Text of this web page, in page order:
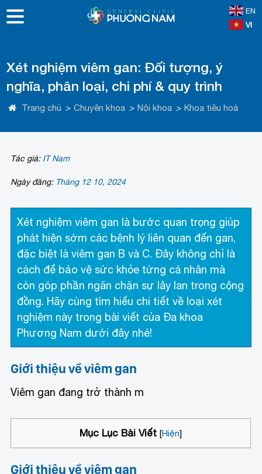
EN
VI
Xét nghiệm viêm gan: Đối tượng, ý
nghĩa, phân loại, chi phí & quy trình
Trang chủ > Chuyên khoa > Nội khoa > Khoa tiêu hoá
Tác giả: IT Nam
Ngày đăng: Tháng 12 10, 2024
Xét nghiệm viêm gan là bước quan trọng giúp
phát hiện sớm các bệnh lý liên quan đến gan,
đặc biệt là viêm gan B và C. Đây không chỉ là
cách để bảo vệ sức khỏe từng cá nhân mà
còn góp phần ngăn chặn sự lây lan trong cộng
đồng. Hãy cùng tìm hiểu chi tiết về loại xét
nghiệm này trong bài viết của Đa khoa
Phương Nam dưới đây nhé!
Giới thiệu về viêm gan
Viêm gan đang trở thành m
Mục Lục Bài Viết [Hiện]
Giới thiệu về viêm gan